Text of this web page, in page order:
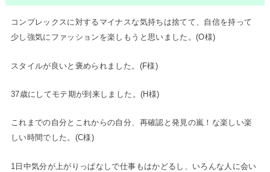
コンプレックスに対するマイナスな気持ちは捨てて、自信を持って
少し強気にファッションを楽しもうと思いました。(O様)
スタイルが良いと褒められました。(F様)
37歳にしてモテ期が到来しました。(H様)
これまでの自分とこれからの自分、再確認と発見の嵐！な楽しい楽
しい時間でした。(C様)
1日中気分が上がりっぱなしで仕事もはかどるし、いろんな人に会い